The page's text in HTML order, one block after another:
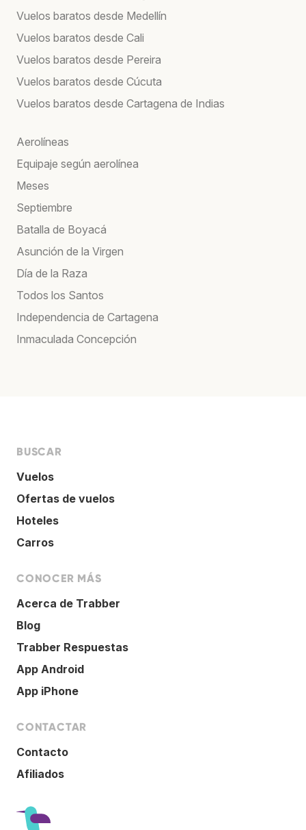
Vuelos baratos desde Medellín
Vuelos baratos desde Cali
Vuelos baratos desde Pereira
Vuelos baratos desde Cúcuta
Vuelos baratos desde Cartagena de Indias
Aerolíneas
Equipaje según aerolínea
Meses
Septiembre
Batalla de Boyacá
Asunción de la Virgen
Día de la Raza
Todos los Santos
Independencia de Cartagena
Inmaculada Concepción
BUSCAR
Vuelos
Ofertas de vuelos
Hoteles
Carros
CONOCER MÁS
Acerca de Trabber
Blog
Trabber Respuestas
App Android
App iPhone
CONTACTAR
Contacto
Afiliados